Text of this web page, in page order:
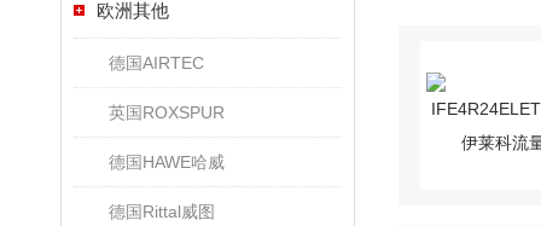
欧洲其他
德国AIRTEC
英国ROXSPUR
德国HAWE哈威
德国Rittal威图